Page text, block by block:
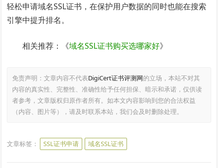
轻松申请域名SSL证书，在保护用户数据的同时也能在搜索
引擎中提升排名。
相关推荐：《域名SSL证书购买选哪家好》
免责声明：文章内容不代表DigiCert证书评测网的立场，本站不对其
内容的真实性、完整性、准确性给予任何担保、暗示和承诺，仅供读
者参考，文章版权归原作者所有。如本文内容影响到您的合法权益
（内容、图片等），请及时联系本站，我们会及时删除处理。
文章标签： SSL证书申请 域名SSL证书